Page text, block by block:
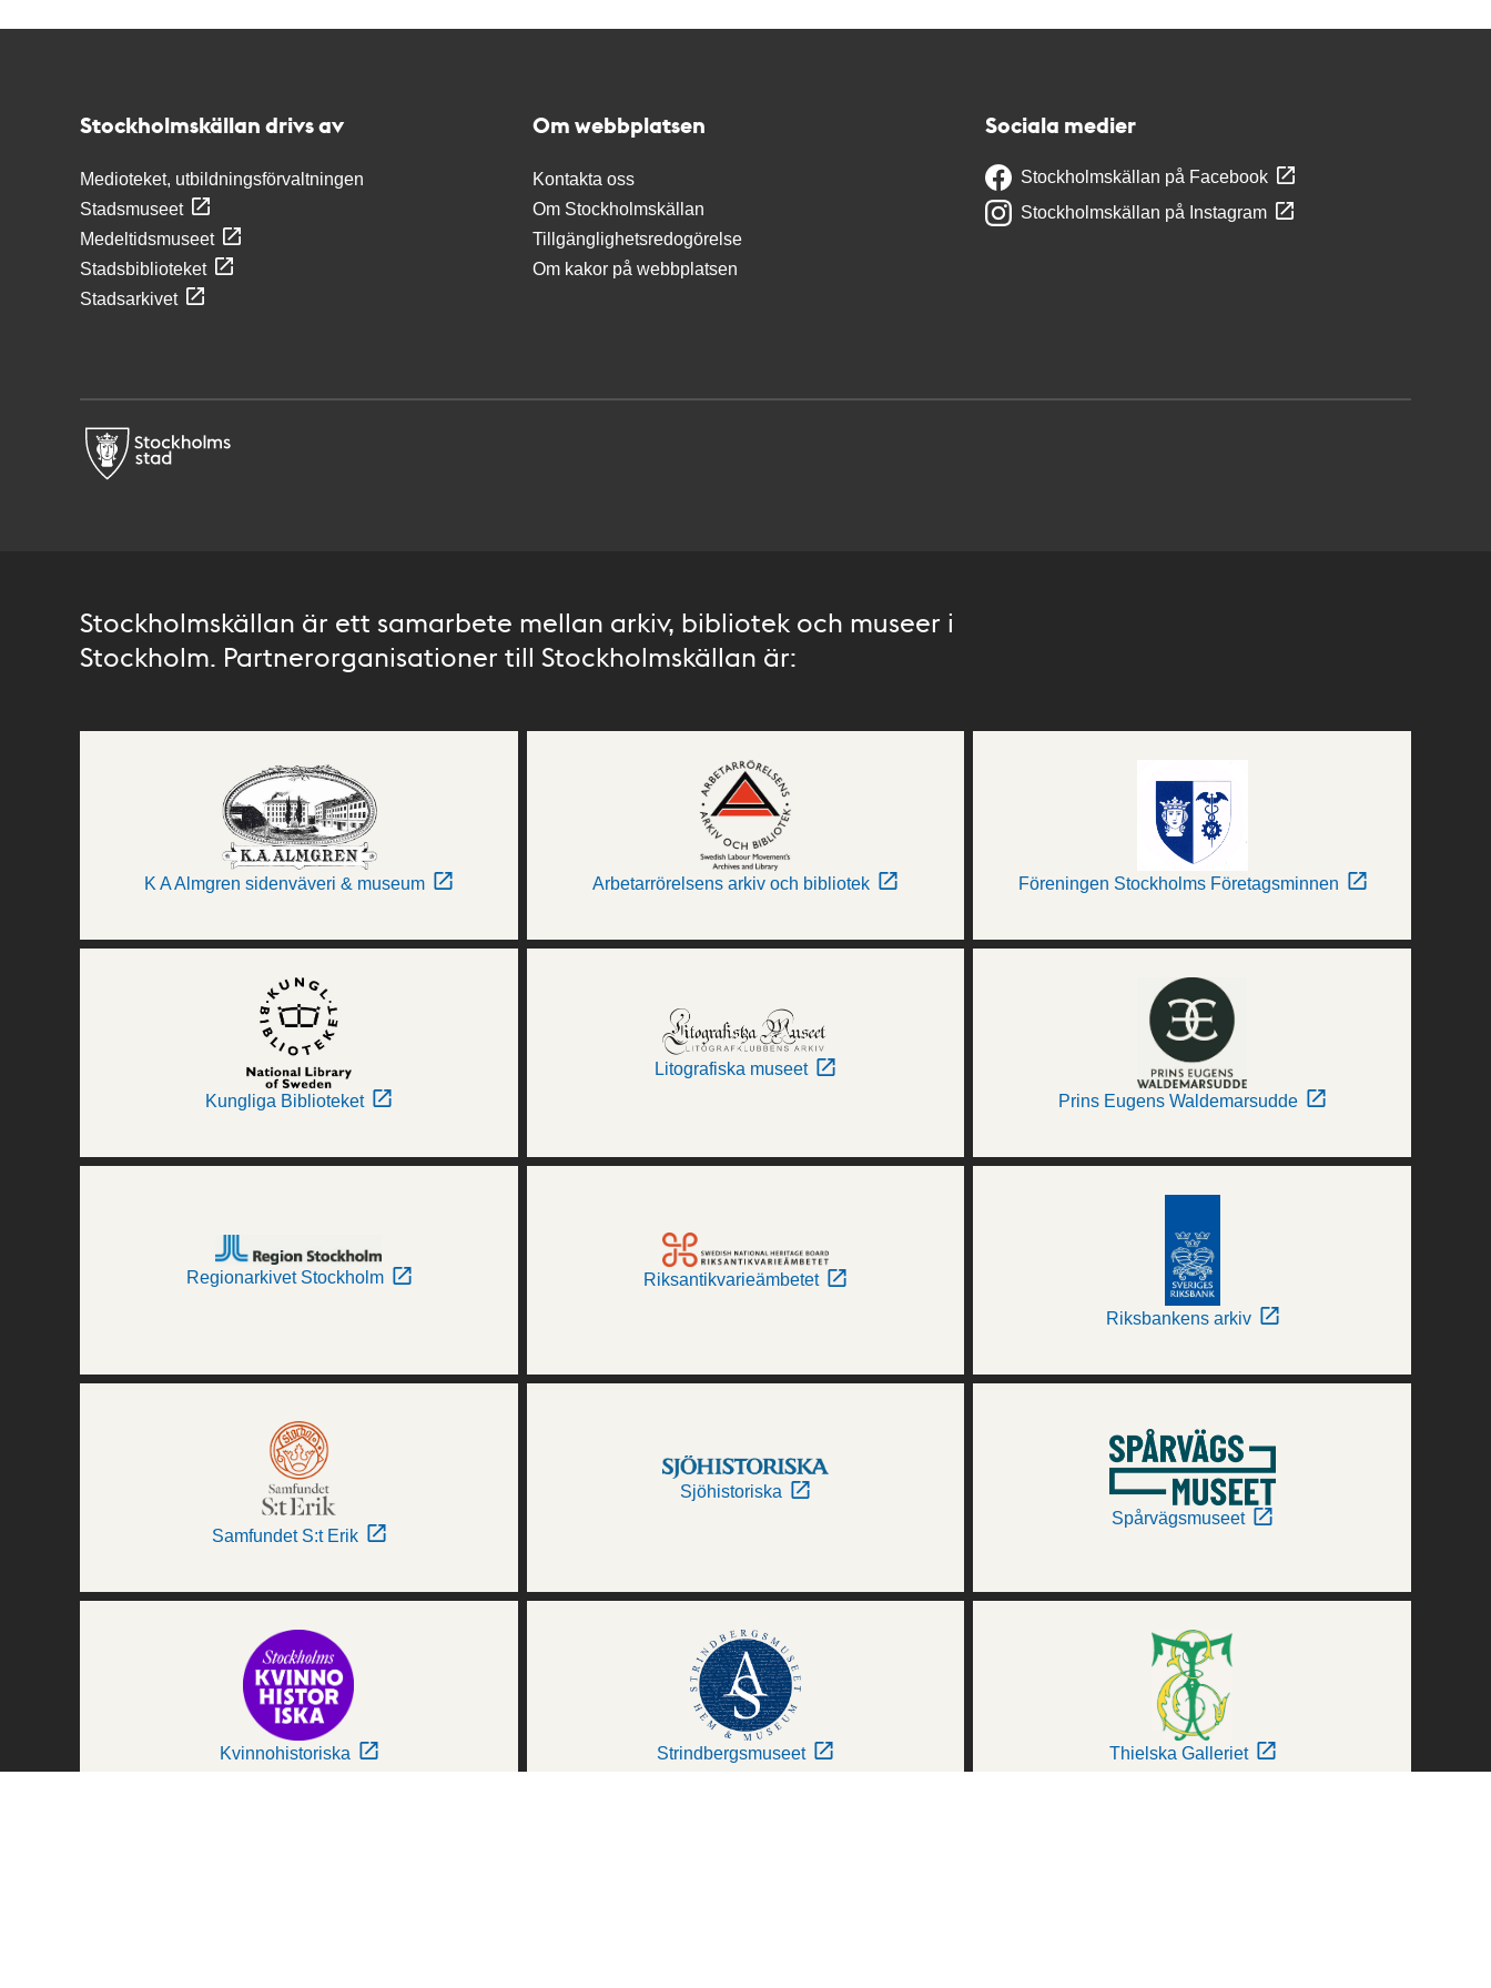
Stockholmskällan drivs av
Medioteket, utbildningsförvaltningen
Stadsmuseet
Medeltidsmuseet
Stadsbiblioteket
Stadsarkivet
Om webbplatsen
Kontakta oss
Om Stockholmskällan
Tillgänglighetsredogörelse
Om kakor på webbplatsen
Sociala medier
Stockholmskällan på Facebook
Stockholmskällan på Instagram
Stockholmskällan är ett samarbete mellan arkiv, bibliotek och museer i
Stockholm. Partnerorganisationer till Stockholmskällan är:
K A Almgren sidenväveri & museum Arbetarrörelsens arkiv och bibliotek Föreningen Stockholms Företagsminnen
Kungliga Biblioteket
Litografiska museet
Prins Eugens Waldemarsudde
Regionarkivet Stockholm Riksantikvarieämbetet
Riksbankens arkiv
Samfundet S:t Erik
Sjöhistoriska
Spårvägsmuseet
Kvinnohistoriska Strindbergsmuseet Thielska Galleriet